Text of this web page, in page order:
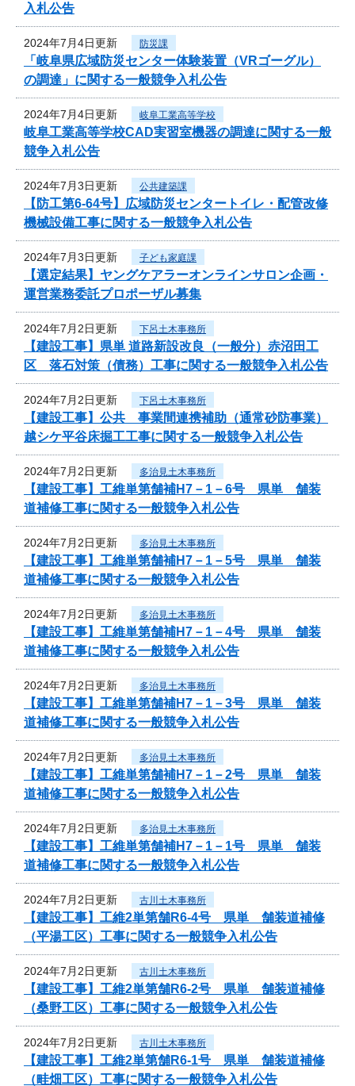
入札公告
2024年7月4日更新 防災課
「岐阜県広域防災センター体験装置（VRゴーグル）
の調達」に関する一般競争入札公告
2024年7月4日更新 岐阜工業高等学校
岐阜工業高等学校CAD実習室機器の調達に関する一般
競争入札公告
2024年7月3日更新 公共建築課
【防工第6-64号】広域防災センタートイレ・配管改修
機械設備工事に関する一般競争入札公告
2024年7月3日更新 子ども家庭課
【選定結果】ヤングケアラーオンラインサロン企画・
運営業務委託プロポーザル募集
2024年7月2日更新 下呂土木事務所
【建設工事】県単 道路新設改良（一般分）赤沼田工
区 落石対策（債務）工事に関する一般競争入札公告
2024年7月2日更新 下呂土木事務所
【建設工事】公共 事業間連携補助（通常砂防事業）
越シケ平谷床掘工工事に関する一般競争入札公告
2024年7月2日更新 多治見土木事務所
【建設工事】工維単第舗補H7－1－6号 県単 舗装
道補修工事に関する一般競争入札公告
2024年7月2日更新 多治見土木事務所
【建設工事】工維単第舗補H7－1－5号 県単 舗装
道補修工事に関する一般競争入札公告
2024年7月2日更新 多治見土木事務所
【建設工事】工維単第舗補H7－1－4号 県単 舗装
道補修工事に関する一般競争入札公告
2024年7月2日更新 多治見土木事務所
【建設工事】工維単第舗補H7－1－3号 県単 舗装
道補修工事に関する一般競争入札公告
2024年7月2日更新 多治見土木事務所
【建設工事】工維単第舗補H7－1－2号 県単 舗装
道補修工事に関する一般競争入札公告
2024年7月2日更新 多治見土木事務所
【建設工事】工維単第舗補H7－1－1号 県単 舗装
道補修工事に関する一般競争入札公告
2024年7月2日更新 古川土木事務所
【建設工事】工維2単第舗R6-4号 県単 舗装道補修
（平湯工区）工事に関する一般競争入札公告
2024年7月2日更新 古川土木事務所
【建設工事】工維2単第舗R6-2号 県単 舗装道補修
（桑野工区）工事に関する一般競争入札公告
2024年7月2日更新 古川土木事務所
【建設工事】工維2単第舗R6-1号 県単 舗装道補修
（畦畑工区）工事に関する一般競争入札公告